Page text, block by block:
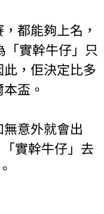
都能夠上名，
實幹牛仔」只
，佢決定比多
盃。
意外就會出
實幹牛仔」去